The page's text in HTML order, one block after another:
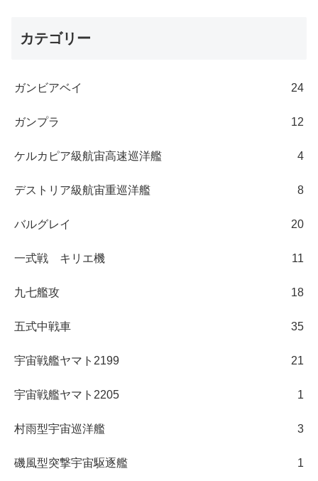
カテゴリー
ガンビアベイ 24
ガンプラ 12
ケルカピア級航宙高速巡洋艦 4
デストリア級航宙重巡洋艦 8
バルグレイ 20
一式戦 キリエ機 11
九七艦攻 18
五式中戦車 35
宇宙戦艦ヤマト2199 21
宇宙戦艦ヤマト2205 1
村雨型宇宙巡洋艦 3
磯風型突撃宇宙駆逐艦 1